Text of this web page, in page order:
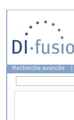
Recherche avancée